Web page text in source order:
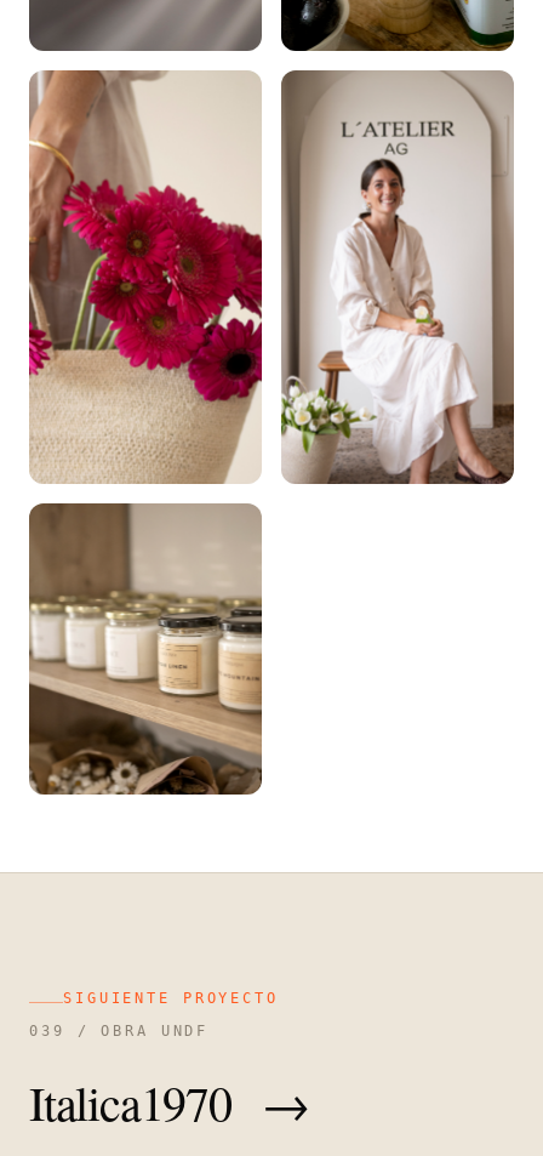
SIGUIENTE PROYECTO
039 / OBRA UNDF
Italica1970 →